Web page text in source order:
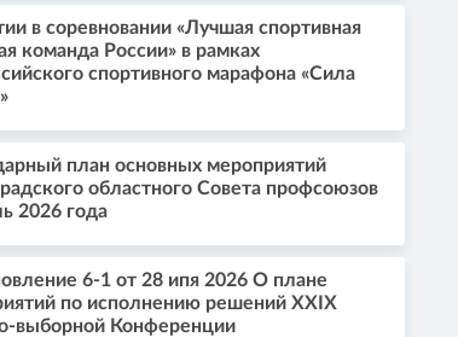
в соревновании «Лучшая спортивная
команда России» в рамках
спортивного марафона «Сила
план основных мероприятий
областного Совета профсоюзов
2026 года
6-1 от 28 ипя 2026 О плане
по исполнению решений XXIX
выборной Конференции